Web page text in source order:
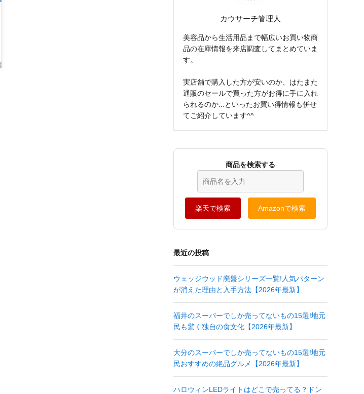
カウサーチ管理人
美容品から生活用品まで幅広いお買い物商
品の在庫情報を来店調査してまとめていま
す。
実店舗で購入した方が安いのか、はたまた
通販のセールで買った方がお得に手に入れ
られるのか...といったお買い得情報も併せ
てご紹介しています^^
商品を検索する
楽天で検索 Amazonで検索
最近の投稿
ウェッジウッド廃盤シリーズ一覧!人気パターン
が消えた理由と入手方法【2026年最新】
福井のスーパーでしか売ってないもの15選!地元
民も驚く独自の食文化【2026年最新】
大分のスーパーでしか売ってないもの15選!地元
民おすすめの絶品グルメ【2026年最新】
ハロウィンLEDライトはどこで売ってる？ドン